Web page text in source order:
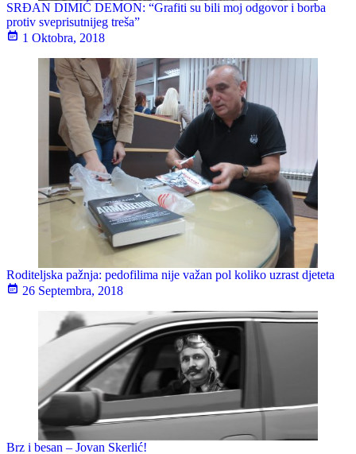
SRĐAN DIMIĆ DEMON: “Grafiti su bili moj odgovor i borba
protiv sveprisutnijeg treša”
1 Oktobra, 2018
Roditeljska pažnja: pedofilima nije važan pol koliko uzrast djeteta
26 Septembra, 2018
Brz i besan – Jovan Skerlić!